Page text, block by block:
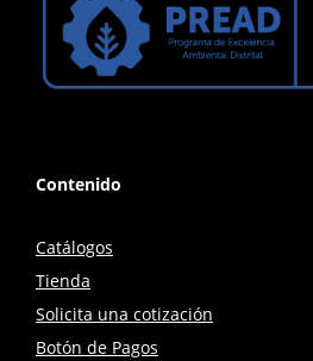
Contenido
Catálogos
Tienda
Solicita una cotización
Botón de Pagos